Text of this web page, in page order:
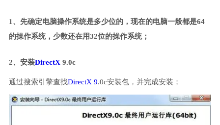
1、先确定电脑操作系统是多少位的，现在的电脑一般都是64
的操作系统，少数还在用32位的操作系统；
2、安装DirectX 9.0c
通过搜索引擎查找DirectX 9.0c安装包，并完成安装；